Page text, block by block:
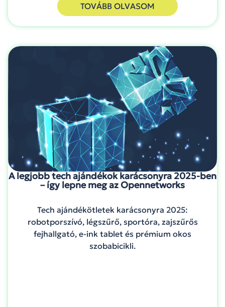
TOVÁBB OLVASOM
A legjobb tech ajándékok karácsonyra 2025-ben
– így lepne meg az Opennetworks
Tech ajándékötletek karácsonyra 2025:
robotporszívó, légszűrő, sportóra, zajszűrős
fejhallgató, e-ink tablet és prémium okos
szobabicikli.